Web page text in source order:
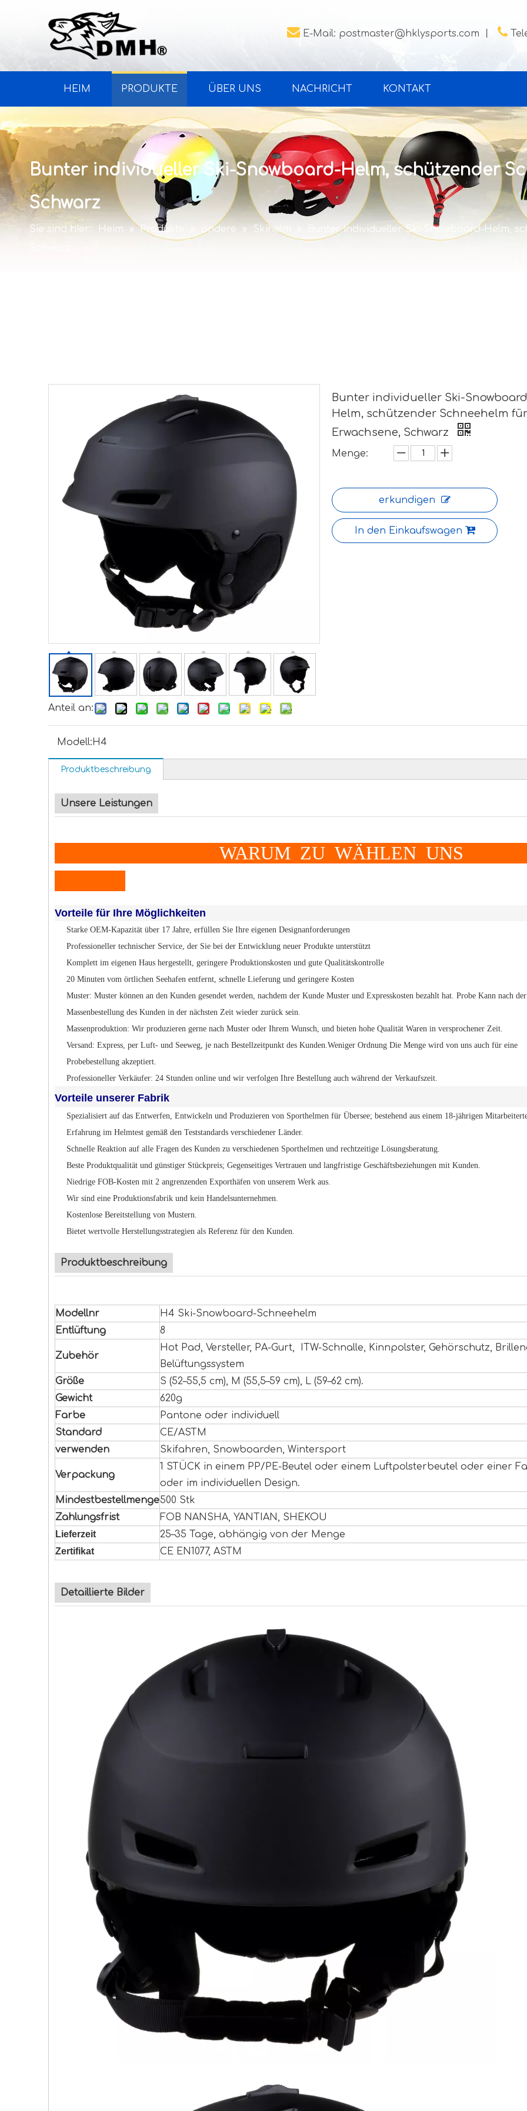
 E-Mail: postmaster@hklysports.com 
HEIM PRODUKTE ÜBER UNS NACHRICHT KONTAKT
Bunter individueller Ski-Snowboard-Helm, schützender
Schwarz
Sie sind hier: Heim » Produkte andere » Skihelm
Bunter individueller Ski-Snowboard-Helm,
Anteil an:
Bunter individueller Ski-
Helm, schützender Schneehelm für
Erwachsene, Schwarz
Menge:
erkundigen
In den Einkaufswagen
Modell:H4
Produktbeschreibung
Unsere Leistungen
WARUM ZU WÄHLEN UNS
Vorteile für Ihre Möglichkeiten
Starke OEM-Kapazität über 17 Jahre, erfüllen Sie Ihre eigenen Designanforderungen
Professioneller technischer Service, der Sie bei der Entwicklung neuer Produkte unterstützt
Komplett im eigenen Haus hergestellt, geringere Produktionskosten und gute Qualitätskontrolle
20 Minuten vom örtlichen Seehafen entfernt, schnelle Lieferung und geringere Kosten
Muster: Muster können an den Kunden gesendet werden, nachdem der Kunde Muster und Expresskosten bezahlt hat. Probe Kann nach der
Massenbestellung des Kunden in der nächsten Zeit wieder zurück sein.
Massenproduktion: Wir produzieren gerne nach Muster oder Ihrem Wunsch, und bieten hohe Qualität Waren in versprochener Zeit.
Versand: Express, per Luft- und Seeweg, je nach Bestellzeitpunkt des Kunden.Weniger Ordnung Die Menge wird von uns auch für eine
Probebestellung akzeptiert.
Professioneller Verkäufer: 24 Stunden online und wir verfolgen Ihre Bestellung auch während der Verkaufszeit.
Vorteile unserer Fabrik
Spezialisiert auf das Entwerfen, Entwickeln und Produzieren von Sporthelmen für Übersee; bestehend aus einem 18-jährigen
Erfahrung im Helmtest gemäß den Teststandards verschiedener Länder.
Schnelle Reaktion auf alle Fragen des Kunden zu verschiedenen Sporthelmen und rechtzeitige Lösungsberatung.
Beste Produktqualität und günstiger Stückpreis; Gegenseitiges Vertrauen und langfristige Geschäftsbeziehungen mit Kunden.
Niedrige FOB-Kosten mit 2 angrenzenden Exporthäfen von unserem Werk aus.
Wir sind eine Produktionsfabrik und kein Handelsunternehmen.
Kostenlose Bereitstellung von Mustern.
Bietet wertvolle Herstellungsstrategien als Referenz für den Kunden.
Produktbeschreibung
Modellnr
H4 Ski-Snowboard-Schneehelm
Entlüftung
8
Zubehör
Hot Pad, Versteller, PA-Gurt, ITW-Schnalle, Kinnpolster, Gehörschutz,
Belüftungssystem
Größe
S (52–55,5 cm), M (55,5–59 cm), L (59–62 cm).
Gewicht
620g
Farbe
Pantone oder individuell
Standard
CE/ASTM
verwenden
Skifahren, Snowboarden, Wintersport
Verpackung
1 STÜCK in einem PP/PE-Beutel oder einem Luftpolsterbeutel oder einer
oder im individuellen Design.
Mindestbestellmenge500 Stk
Zahlungsfrist
FOB NANSHA, YANTIAN, SHEKOU
Lieferzeit 25–35 Tage, abhängig von der Menge
Zertifikat CE EN1077, ASTM
Detaillierte Bilder